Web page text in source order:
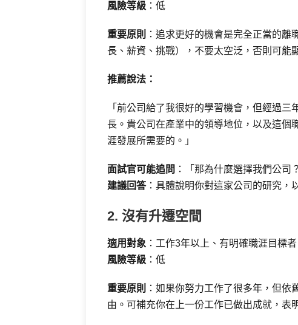
風險等級 ：低
重要原則
：追求更好的機會是完全正當的
長、薪資、挑戰），不要太空泛，否則可能
推薦說法：
「前公司給了我很好的學習機會，但經過
長。貴公司在產業中的領導地位，以及這個
涯發展所需要的。」
面試官可能追問 ：「那為什麼選擇我們公司
建議回答：具體說明你對這家公司的研究，
2. 沒有升遷空間
適用對象 ：工作3年以上、有明確職涯目標者
風險等級 ：低
重要原則
：如果你努力工作了很多年，但
由。可補充你在上一份工作已做出成就，表